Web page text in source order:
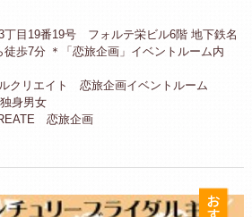
丁目19番19号 フォルテ栄ビル6階 地下鉄名
歩7分 ＊「恋旅企画」イベントルーム内
クリエイト 恋旅企画イベントルーム
身男女
恋旅企画
お